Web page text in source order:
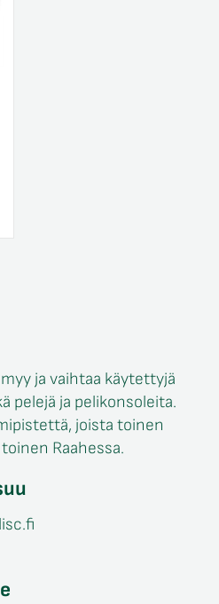
ja vaihtaa käytettyjä
pelejä ja pelikonsoleita.
joista toinen
Raahessa.